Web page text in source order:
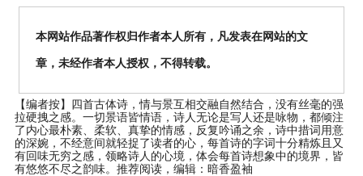
本网站作品著作权归作者本人所有，凡发表在网站的文
章，未经作者本人授权，不得转载。
【编者按】 四首古体诗，情与景互相交融自然结合，没有丝毫的强
拉硬拽之感。一切景语皆情语，诗人无论是写人还是咏物，都倾注
了内心最朴素、柔软、真挚的情感，反复吟诵之余，诗中措词用意
的深婉，不经意间就轻捉了读者的心，每首诗的字词十分精炼且又
有回味无穷之感，领略诗人的心境，体会每首诗想象中的境界，皆
有悠悠不尽之韵味。推荐阅读，编辑：暗香盈袖